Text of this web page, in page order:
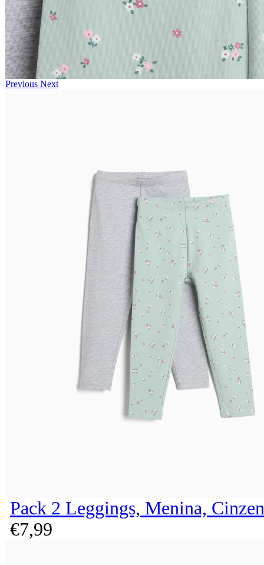
Previous Next
Pack 2 Leggings, Menina,
€7,99